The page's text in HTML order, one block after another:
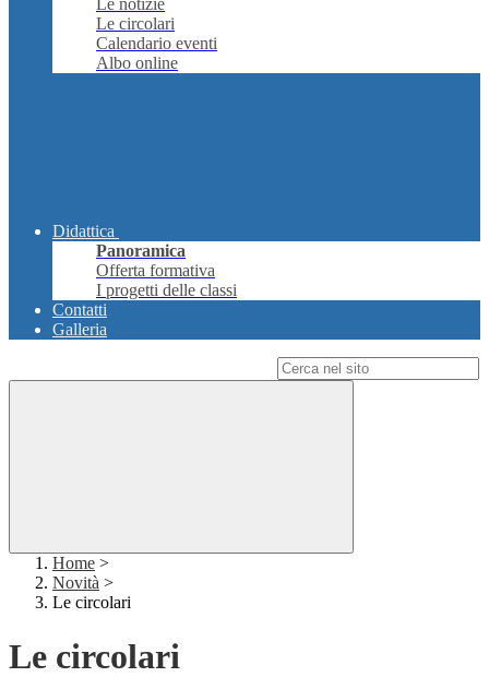
Le notizie
Le circolari
Calendario eventi
Albo online
Didattica
Panoramica
Offerta formativa
I progetti delle classi
Contatti
Galleria
Home >
Novità >
Le circolari
Le circolari